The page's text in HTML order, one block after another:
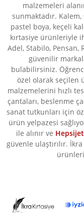
malzemeleri
sunmaktadır.
pastel boya, keçeli
kırtasiye ürünleriyle
Adel, Stabilo, Pensan,
güvenilir
bulabilirsiniz.
özel olarak seçilen
malzemelerini hızlı
çantaları, beslenme
sanat tutkunları için
ürün yelpazesi
ile alınır ve Hepsijet
güvenle ulaştırılır.